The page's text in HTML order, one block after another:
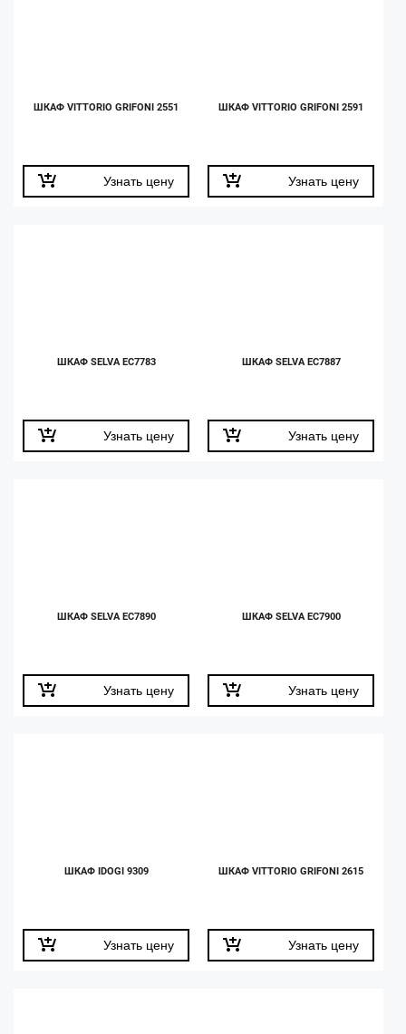
ШКАФ VITTORIO GRIFONI 2551
Узнать цену
ШКАФ VITTORIO GRIFONI 2591
Узнать цену
ШКАФ SELVA EC7783
Узнать цену
ШКАФ SELVA EC7887
Узнать цену
ШКАФ SELVA EC7890
Узнать цену
ШКАФ SELVA EC7900
Узнать цену
ШКАФ IDOGI 9309
Узнать цену
ШКАФ VITTORIO GRIFONI 2615
Узнать цену